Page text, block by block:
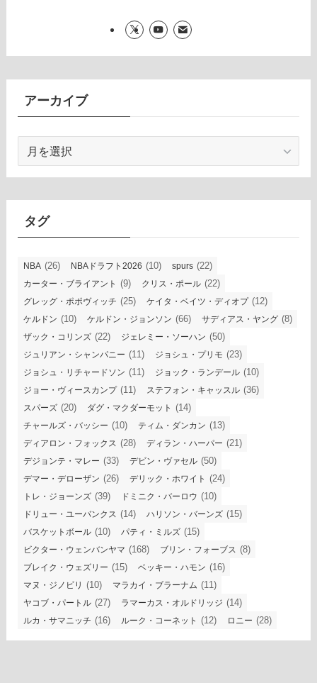
アーカイブ
カ
タグ
NBA (26) NBAドラフト2026 (10) spurs (22)
カーター・ブライアント (9) クリス・ポール (22)
グレッグ・ポポヴィッチ (25) ケイタ・ベイツ・ディオプ(12)
ケルドン (10) ケルドン・ジョンソン (66) サディアス・ヤング (8)
ザック・コリンズ (22) ジェレミー・ソーハン (50)
ジュリアン・シャンパニー (11) ジョシュ・プリモ (23)
ジョシュ・リチャードソン (11) ジョック・ランデール (10)
ジョー・ヴィースカンプ(11) ステフォン・キャッスル (36)
スパーズ (20) ダグ・マクダーモット (14)
チャールズ・バッシー (10) ティム・ダンカン (13)
ディアロン・フォックス (28) ディラン・ハーパー (21)
デジョンテ・マレー (33) デビン・ヴァセル (50)
デマー・デローザン (26) デリック・ホワイト (24)
トレ・ジョーンズ (39) ドミニク・バーロウ (10)
ドリュー・ユーバンクス (14) ハリソン・バーンズ (15)
バスケットボール (10) パティ・ミルズ (15)
ビクター・ウェンバンヤマ (168) ブリン・フォーブス (8)
ブレイク・ウェズリー (15) ベッキー・ハモン (16)
マヌ・ジノビリ (10) マラカイ・ブラーナム (11)
ヤコブ・パートル (27) ラマーカス・オルドリッジ (14)
ルカ・サマニッチ (16) ルーク・コーネット (12) ロニー (28)